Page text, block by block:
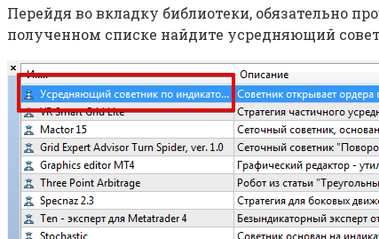
Перейдя во вкладку библиотеки, обязательно
полученном списке найдите усредняющий